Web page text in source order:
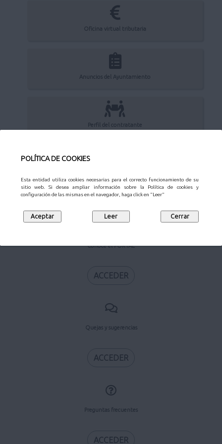
POLÍTICA DE COOKIES
Esta entidad utiliza cookies necesarias para el correcto funcionamiento de su
sitio web. Si desea ampliar información sobre la Política de cookies y
configuración de las mismas en el navegador, haga click en "Leer"
Oficina virtual tributaria
Anuncios del Ayuntamiento
Perfil del contratante
Conoce el PORTAL
ACCEDER
Quejas y sugerencias
ACCEDER
Preguntas frecuentes
ACCEDER